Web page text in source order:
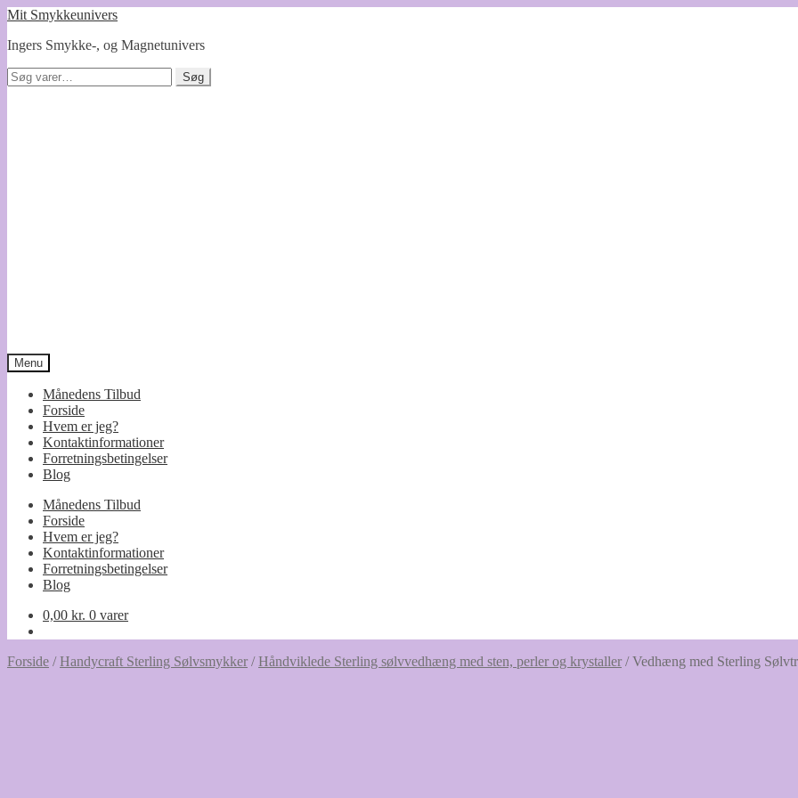
Spring
navigation
Spring
indhold
Mit Smykkeunivers
Ingers Smykke-, og Magnetunivers
Søg
efter:
Søg
Menu
Månedens Tilbud
Forside
Hvem er jeg?
Kontaktinformationer
Forretningsbetingelser
Blog
Månedens Tilbud
Forside
Hvem er jeg?
Kontaktinformationer
Forretningsbetingelser
Blog
0,00 kr. 0 varer
Forside /Handycraft Sterling Sølvsmykker /Håndviklede Sterling sølvvedhæng med sten, perler og krystaller /Vedhæng med Sterling